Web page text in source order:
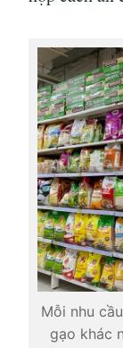
Mỗi nhu
gạo khác